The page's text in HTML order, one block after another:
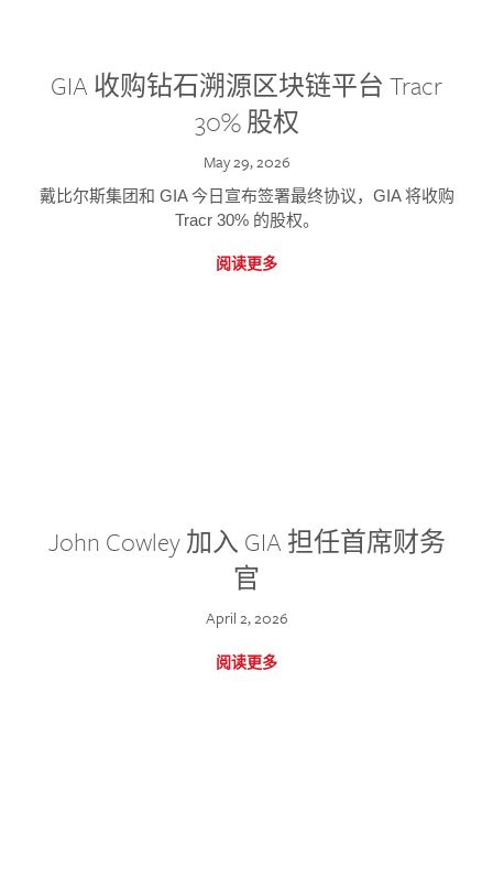
GIA 收购钻石溯源区块链平台 Tracr
30% 股权
May 29, 2026
戴比尔斯集团和 GIA 今日宣布签署最终协议，GIA 将收购
Tracr 30% 的股权。
阅读更多
John Cowley 加入 GIA 担任首席财务
官
April 2, 2026
阅读更多